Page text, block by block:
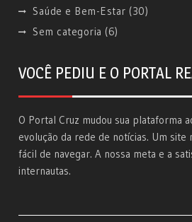
Saúde e Bem-Estar (30)
Sem categoria (6)
VOCÊ PEDIU E O PORTAL
O Portal Cruz mudou sua plataforma
evolução da rede de notícias. Um site
fácil de navegar. A nossa meta e a
internautas.